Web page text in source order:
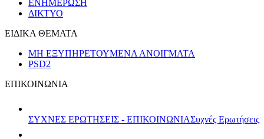
ΕΝΗΜΕΡΩΣΗ
ΔΙΚΤΥΟ
ΕΙΔΙΚΑ ΘΕΜΑΤΑ
ΜΗ ΕΞΥΠΗΡΕΤΟΥΜΕΝΑ ΑΝΟΙΓΜΑΤΑ
PSD2
ΕΠΙΚΟΙΝΩΝΙΑ
ΣΥΧΝΕΣ ΕΡΩΤΗΣΕΙΣ - ΕΠΙΚΟΙΝΩΝΙΑΣυχνές Ερωτήσεις